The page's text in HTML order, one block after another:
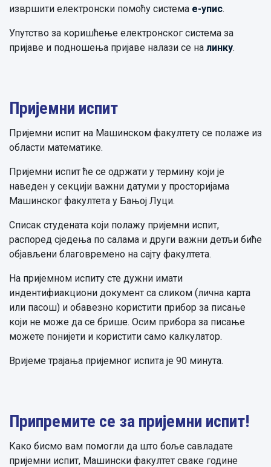
извршити електронски помоћу система е-упис.
Упутство за коришћење електронског система за
пријаве и подношења пријаве налази се на линку.
Пријемни испит
Пријемни испит на Машинском факултету се полаже из
области математике.
Пријемни испит ће се одржати у термину који је
наведен у секцији важни датуми у просторијама
Машинског факултета у Бањој Луци.
Списак студената који полажу пријемни испит,
распоред сједења по салама и други важни детљи биће
објављени благовремено на сајту факултета.
На пријемном испиту сте дужни имати
индентифиакциони документ са сликом (лична карта
или пасош) и обавезно користити прибор за писање
који не може да се брише. Осим прибора за писање
можете понијети и користити само калкулатор.
Вријеме трајања пријемног испита је 90 минута.
Припремите се за пријемни испит!
Како бисмо вам помогли да што боље савладате
пријемни испит, Машински факултет сваке године